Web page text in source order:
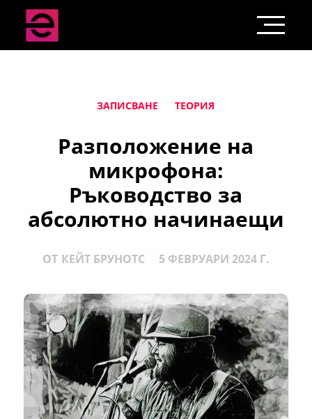
ЗАПИСВАНЕ ТЕОРИЯ
Разположение на
микрофона:
Ръководство за
абсолютно начинаещи
ОТ КЕЙТ БРУНОТС 5 ФЕВРУАРИ 2024 Г.